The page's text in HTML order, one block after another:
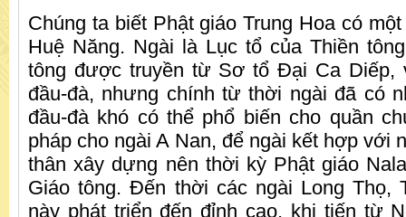
Chúng ta biết Phật giáo Trung Hoa có
Huệ Năng. Ngài là Lục tổ của Thiền
tông được truyền từ Sơ tổ Đại Ca Diếp,
đầu-đà, nhưng chính từ thời ngài đã có
đầu-đà khó có thể phổ biến cho quần
pháp cho ngài A Nan, để ngài kết hợp với
thân xây dựng nên thời kỳ Phật giáo
Giáo tông. Đến thời các ngài Long Thọ,
này phát triển đến đỉnh cao, khi tiến từ